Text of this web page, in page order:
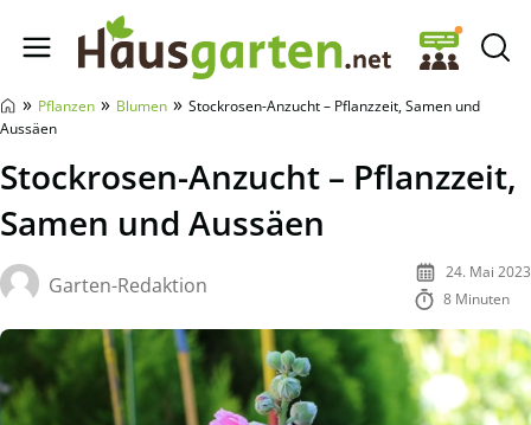
Hausgarten.net
» Pflanzen » Blumen » Stockrosen-Anzucht – Pflanzzeit, Samen und
Aussäen
Stockrosen-Anzucht – Pflanzzeit,
Samen und Aussäen
Garten-Redaktion
24. Mai 2023
8 Minuten